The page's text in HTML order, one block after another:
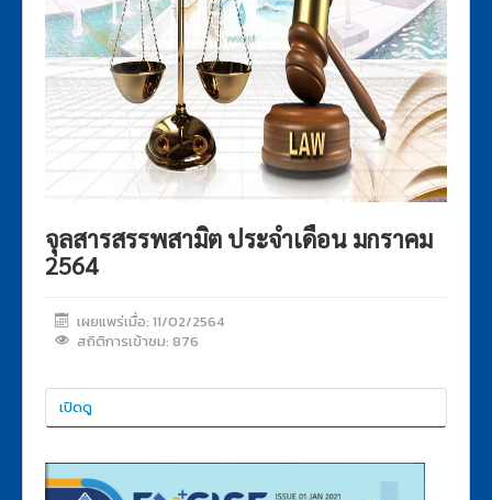
ประกาศกรมสรรพสามิต
ระเบียบกรมสรรพสามิต
คำสั่งกรมสรรพสามิต
กฎสํานักนายกรัฐมนตรี
กฎหมายอื่นๆ
แบบฟอร์มภาษีสรรพสามิต
จุลสารสรรพสามิต ประจำเดือน มกราคม
2564
เผยแพร่เมื่อ: 11/02/2564
สถิติการเข้าชม: 876
เปิดดู